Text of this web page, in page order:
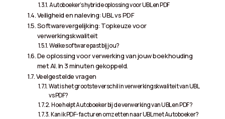
Autoboeker’s hybride oplossing voor UBL en PDF
Veiligheid en naleving: UBL vs PDF
Softwarevergelijking: Topkeuze voor
verwerkingskwaliteit
Welke software past bij jou?
De oplossing voor verwerking van jouw boekhouding
met AI. In 3 minuten gekoppeld.
Veelgestelde vragen
Wat is het grootste verschil in verwerkingskwaliteit van UBL
vs PDF?
Hoe helpt Autoboeker bij de verwerking van UBL en PDF?
Kan ik PDF-facturen omzetten naar UBL met Autoboeker?